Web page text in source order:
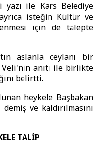
yazı ile Kars Belediye
isteğin Kültür ve
için de talepte
aslanla ceylanı bir
anıtı ile birlikte
belirtti.
heykele Başbakan
ve kaldırılmasını
TALİP